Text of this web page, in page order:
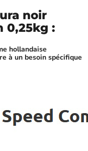
noir
0,25kg :
hollandaise
à un besoin spécifique